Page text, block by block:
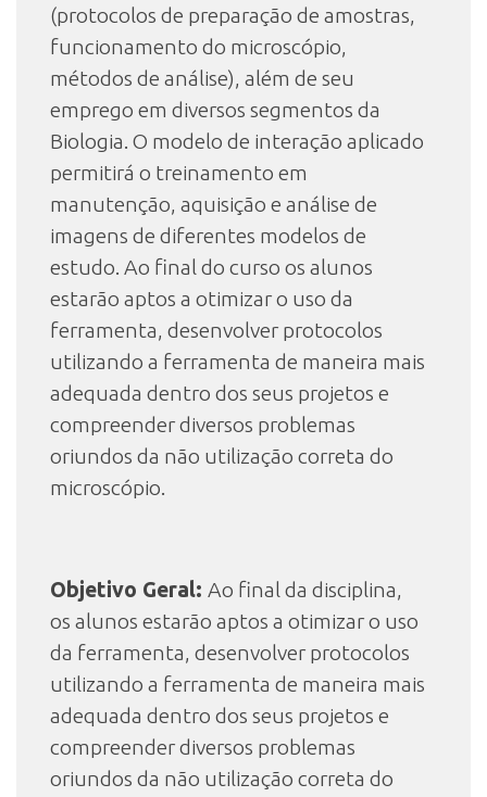
(protocolos de preparação de amostras,
funcionamento do microscópio,
métodos de análise), além de seu
emprego em diversos segmentos da
Biologia. O modelo de interação aplicado
permitirá o treinamento em
manutenção, aquisição e análise de
imagens de diferentes modelos de
estudo. Ao final do curso os alunos
estarão aptos a otimizar o uso da
ferramenta, desenvolver protocolos
utilizando a ferramenta de maneira mais
adequada dentro dos seus projetos e
compreender diversos problemas
oriundos da não utilização correta do
microscópio.
Objetivo Geral: Ao final da disciplina,
os alunos estarão aptos a otimizar o uso
da ferramenta, desenvolver protocolos
utilizando a ferramenta de maneira mais
adequada dentro dos seus projetos e
compreender diversos problemas
oriundos da não utilização correta do